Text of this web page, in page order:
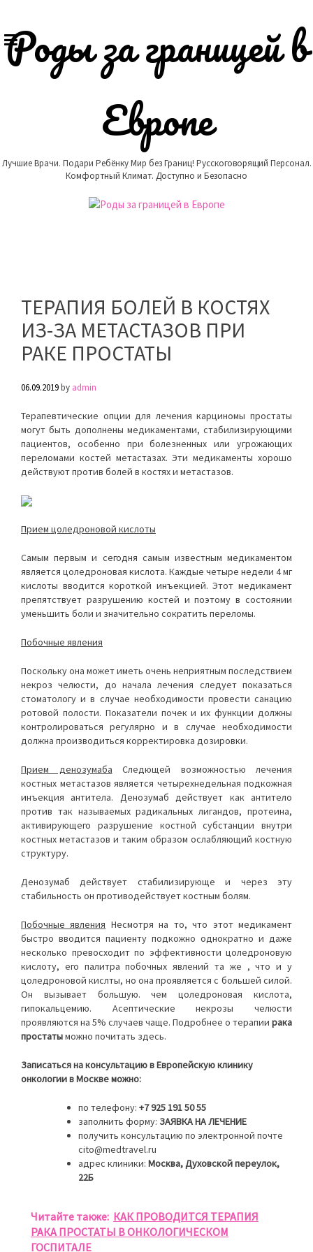
content
Роды за границей в
Европе
Лучшие Врачи. Подари Ребёнку Мир без Границ! Русскоговорящий Персонал.
Комфортный Климат. Доступно и Безопасно
ТЕРАПИЯ БОЛЕЙ В КОСТЯХ
ИЗ-ЗА МЕТАСТАЗОВ ПРИ
РАКЕ ПРОСТАТЫ
06.09.2019by admin
Терапевтические опции для лечения карциномы простаты
могут быть дополнены медикаментами, стабилизирующими
пациентов, особенно при болезненных или угрожающих
переломами костей метастазах. Эти медикаменты хорошо
действуют против болей в костях и метастазов.
Прием цоледроновой кислоты
Самым первым и сегодня самым известным медикаментом
является цоледроновая кислота. Каждые четыре недели 4 мг
кислоты вводится короткой инъекцией. Этот медикамент
препятствует разрушению костей и поэтому в состоянии
уменьшить боли и значительно сократить переломы.
Побочные явления
Поскольку она может иметь очень неприятным последствием
некроз челюсти, до начала лечения следует показаться
стоматологу и в случае необходимости провести санацию
ротовой полости. Показатели почек и их функции должны
контролироваться регулярно и в случае необходимости
должна производиться корректировка дозировки.
Прием денозумаба Следющей возможностью лечения
костных метастазов является четырехнедельная подкожная
инъекция антитела. Денозумаб действует как антитело
против так называемых радикальных лигандов, протеина,
активирующего разрушение костной субстанции внутри
костных метастазов и таким образом ослабляющий костную
структуру.
Денозумаб действует стабилизирующе и через эту
стабильность он противодействует костным болям.
Побочные явления Несмотря на то, что этот медикамент
быстро вводится пациенту подкожно однократно и даже
несколько превосходит по эффективности цоледроновую
кислоту, его палитра побочных явлений та же , что и у
цоледроновой кислты, но она проявляется с большей силой.
Он вызывает большую. чем цоледроновая кислота,
гипокальцемию. Асептические некрозы челюсти
проявляются на 5% случаев чаще. Подробнее о терапии рака
простатыможно почитать здесь.
Записаться на консультацию в Европейскую клинику
онкологии в Москве можно:
по телефону: +7 925 191 50 55
заполнить форму: ЗАЯВКА НА ЛЕЧЕНИЕ
получить консультацию по электронной почте
cito@medtravel.ru
адрес клиники: Москва, Духовской переулок,
22Б
Читайте также: КАК ПРОВОДИТСЯ ТЕРАПИЯ
РАКА ПРОСТАТЫ В ОНКОЛОГИЧЕСКОМ
ГОСПИТАЛЕ